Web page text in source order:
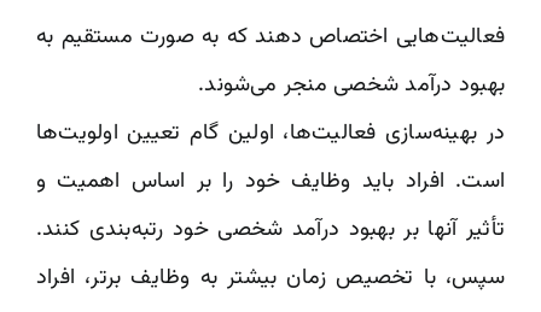
فعالیت‌هایی اختصاص دهند که به صورت مستقیم به
بهبود درآمد شخصی منجر می‌شوند.
در بهینه‌سازی فعالیت‌ها، اولین گام تعیین اولویت‌ها
است. افراد باید وظایف خود را بر اساس اهمیت و
تأثیر آنها بر بهبود درآمد شخصی خود رتبه‌بندی کنند.
سپس، با تخصیص زمان بیشتر به وظایف برتر، افراد